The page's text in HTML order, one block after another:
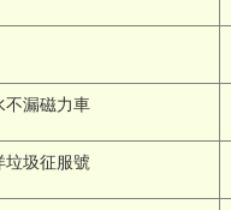
不漏磁力車
垃圾征服號